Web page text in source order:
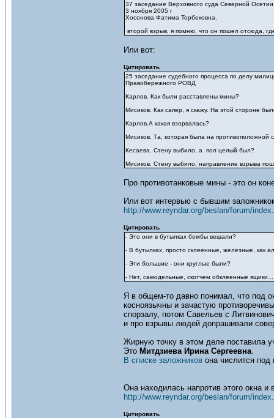
37 заседание Верховного суда Северной
3 ноября 2005 г
Хосонова Фатима Торбековна.
второй взрыв, я помню, что он пошел отсюда,
Или вот:
Цитировать
25 заседание судебного процесса по делу
Правобережного РОВД
Карлов. Как были расставлены мины?
Мисиков. Как сапер, я скажу. На этой стороне
Карлов.А какая взорвалась?
Мисиков. Та, которая была на противоположной
Кесаева. Стену выбило, а пол целый был?
Мисиков. Стену выбило, направление взрыва
Про противотанковые мины - это он
Или вот интервью c бывшим
http://www.reyndar.org/beslan/forum/
Цитировать
- Это они в бутылках бомбы вешали?
- В бутылках, просто склеенные, железные, как
- Эти большие - они круглые были?
- Нет, самодельные, скотчем обклеенные ящики...
Я в общем-то давно понимал, что под
косноязычны и зачастую
спорзалу, потом Савельев с
и про взрывы людей допрашивали
Жирную точку в этом деле поставила
Это Митдзиева Ирина Сергеевна.
В списке заложников она числится
Она находилась напротив этого окна
http://www.reyndar.org/beslan/forum/
Цитировать